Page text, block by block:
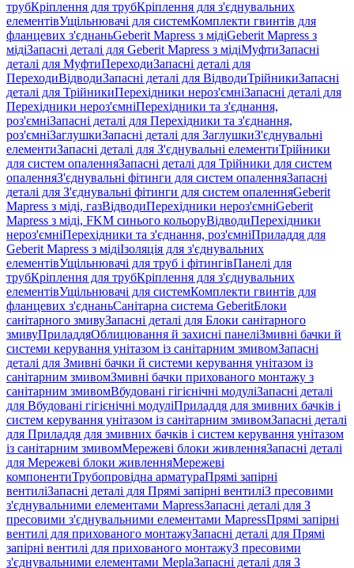
трубКріплення для трубКріплення для з'єднувальних
елементівУщільнювачі для системКомплекти гвинтів для
фланцевих з'єднаньGeberit Mapress з мідіGeberit Mapress з
мідіЗапасні деталі для Geberit Mapress з мідіМуфтиЗапасні
деталі для МуфтиПереходиЗапасні деталі для
ПереходиВідводиЗапасні деталі для ВідводиТрійникиЗапасні
деталі для ТрійникиПерехідники нероз'ємніЗапасні деталі для
Перехідники нероз'ємніПерехідники та з'єднання,
роз'ємніЗапасні деталі для Перехідники та з'єднання,
роз'ємніЗаглушкиЗапасні деталі для ЗаглушкиЗ'єднувальні
елементиЗапасні деталі для З'єднувальні елементиТрійники
для систем опаленняЗапасні деталі для Трійники для систем
опаленняЗ'єднувальні фітинги для систем опаленняЗапасні
деталі для З'єднувальні фітинги для систем опаленняGeberit
Mapress з міді, газВідводиПерехідники нероз'ємніGeberit
Mapress з міді, FKM синього кольоруВідводиПерехідники
нероз'ємніПерехідники та з'єднання, роз'ємніПриладдя для
Geberit Mapress з мідіІзоляція для з'єднувальних
елементівУщільнювачі для труб і фітингівПанелі для
трубКріплення для трубКріплення для з'єднувальних
елементівУщільнювачі для системКомплекти гвинтів для
фланцевих з'єднаньСанітарна система GeberitБлоки
санітарного змивуЗапасні деталі для Блоки санітарного
змивуПриладдяОблицювання й захисні панеліЗмивні бачки й
системи керування унітазом із санітарним змивомЗапасні
деталі для Змивні бачки й системи керування унітазом із
санітарним змивомЗмивні бачки прихованого монтажу з
санітарним змивомВбудовані гігієнічні модуліЗапасні деталі
для Вбудовані гігієнічні модуліПриладдя для змивних бачків і
систем керування унітазом із санітарним змивомЗапасні деталі
для Приладдя для змивних бачків і систем керування унітазом
із санітарним змивомМережеві блоки живленняЗапасні деталі
для Мережеві блоки живленняМережеві
компонентиТрубопровідна арматураПрямі запірні
вентиліЗапасні деталі для Прямі запірні вентиліЗ пресовими
з'єднувальними елементами MapressЗапасні деталі для З
пресовими з'єднувальними елементами MapressПрямі запірні
вентилі для прихованого монтажуЗапасні деталі для Прямі
запірні вентилі для прихованого монтажуЗ пресовими
з'єднувальними елементами MeplaЗапасні деталі для З